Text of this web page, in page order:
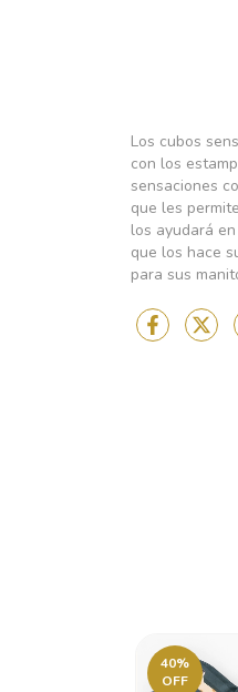
Los cubos
con los
sensaciones
que les
los ayudará
que los hace
para sus
40%
OFF